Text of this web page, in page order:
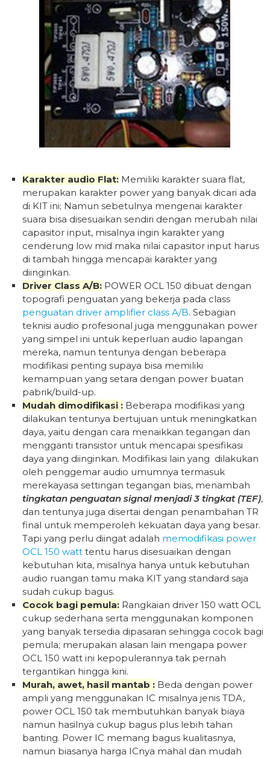
Karakter audio Flat: Memiliki karakter suara flat,
merupakan karakter power yang banyak dicari ada
di KIT ini; Namun sebetulnya mengenai karakter
suara bisa disesuaikan sendiri dengan merubah nilai
capasitor input, misalnya ingin karakter yang
cenderung low mid maka nilai capasitor input harus
di tambah hingga mencapai karakter yang
diinginkan.
Driver Class A/B: POWER OCL 150 dibuat dengan
topografi penguatan yang bekerja pada class
penguatan driver amplifier class A/B. Sebagian
teknisi audio profesional juga menggunakan power
yang simpel ini untuk keperluan audio lapangan
mereka, namun tentunya dengan beberapa
modifikasi penting supaya bisa memiliki
kemampuan yang setara dengan power buatan
pabrik/build-up.
Mudah dimodifikasi : Beberapa modifikasi yang
dilakukan tentunya bertujuan untuk meningkatkan
daya, yaitu dengan cara menaikkan tegangan dan
mengganti transistor untuk mencapai spesifikasi
daya yang diinginkan. Modifikasi lain yang dilakukan
oleh penggemar audio umumnya termasuk
merekayasa settingan tegangan bias, menambah
tingkatan penguatan signal menjadi 3 tingkat (TEF),
dan tentunya juga disertai dengan penambahan TR
final untuk memperoleh kekuatan daya yang besar.
Tapi yang perlu diingat adalah memodifikasi power
OCL 150 watt tentu harus disesuaikan dengan
kebutuhan kita, misalnya hanya untuk kebutuhan
audio ruangan tamu maka KIT yang standard saja
sudah cukup bagus.
Cocok bagi pemula: Rangkaian driver 150 watt OCL
cukup sederhana serta menggunakan komponen
yang banyak tersedia dipasaran sehingga cocok bagi
pemula; merupakan alasan lain mengapa power
OCL 150 watt ini kepopulerannya tak pernah
tergantikan hingga kini.
Murah, awet, hasil mantab : Beda dengan power
ampli yang menggunakan IC misalnya jenis TDA,
power OCL 150 tak membutuhkan banyak biaya
namun hasilnya cukup bagus plus lebih tahan
banting. Power IC memang bagus kualitasnya,
namun biasanya harga ICnya mahal dan mudah